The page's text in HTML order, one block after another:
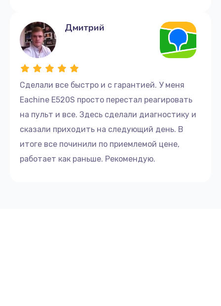
Сделали все быстро и с гарантией. У меня
Eachine E520S просто перестал реагировать
на пульт и все. Здесь сделали диагностику и
сказали приходить на следующий день. В
итоге все починили по приемлемой цене,
работает как раньше. Рекомендую.
Дмитрий